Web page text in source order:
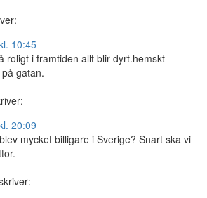
10:45
roligt i framtiden allt blir dyrt.hemskt
gatan.
20:09
mycket billigare i Sverige? Snart ska vi